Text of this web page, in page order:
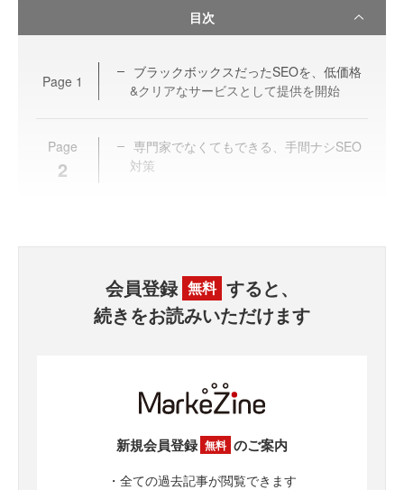
目次
Page 1
ブラックボックスだったSEOを、低価格
&クリアなサービスとして提供を開始
Page
2
専門家でなくてもできる、手間ナシSEO
対策
会員登録 無料 すると、
続きをお読みいただけます
新規会員登録 無料 のご案内
・全ての過去記事が閲覧できます